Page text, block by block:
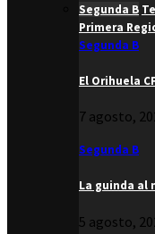
Segunda B
Primera
Segunda B
El Orihuela
7 agosto,
Segunda B
La guinda al
5 agosto,